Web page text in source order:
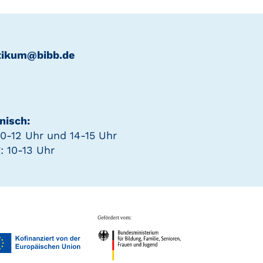
12 Uhr und 14-15 Uhr
10-13 Uhr